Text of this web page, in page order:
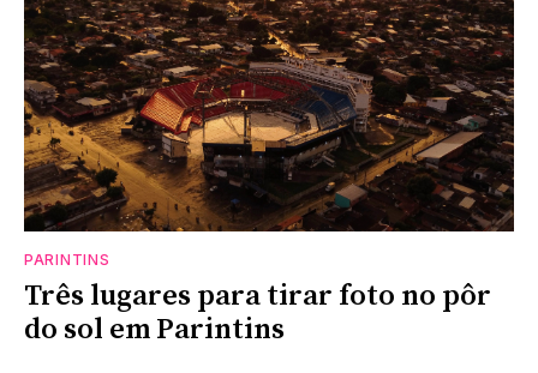
PARINTINS
Três lugares para tirar foto no pôr
do sol em Parintins